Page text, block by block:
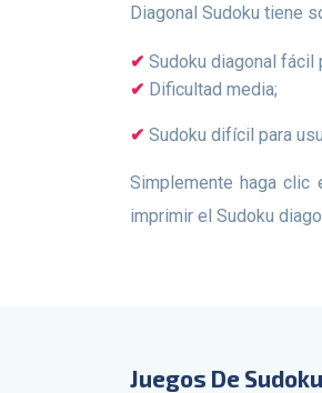
Diagonal Sudoku tiene
Sudoku diagonal fácil
Dificultad media;
Sudoku difícil para
Simplemente haga clic en el botón "Descargar" y podrá descargar el archivo PDF con la configuración seleccionada. Haga clic en el botón "Imprimir" para
imprimir el Sudoku
Juegos De